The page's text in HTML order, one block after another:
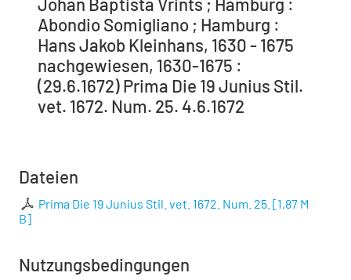
Johan Baptista Vrints ; Hamburg :
Abondio Somigliano ; Hamburg :
Hans Jakob Kleinhans, 1630 - 1675
nachgewiesen, 1630-1675 :
(29.6.1672) Prima Die 19 Junius Stil.
vet. 1672. Num. 25. 4.6.1672
Dateien
Prima Die 19 Junius Stil. vet. 1672. Num. 25. [1,87 M
B]
Nutzungsbedingungen